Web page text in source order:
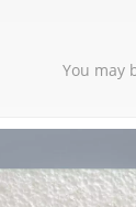
You may